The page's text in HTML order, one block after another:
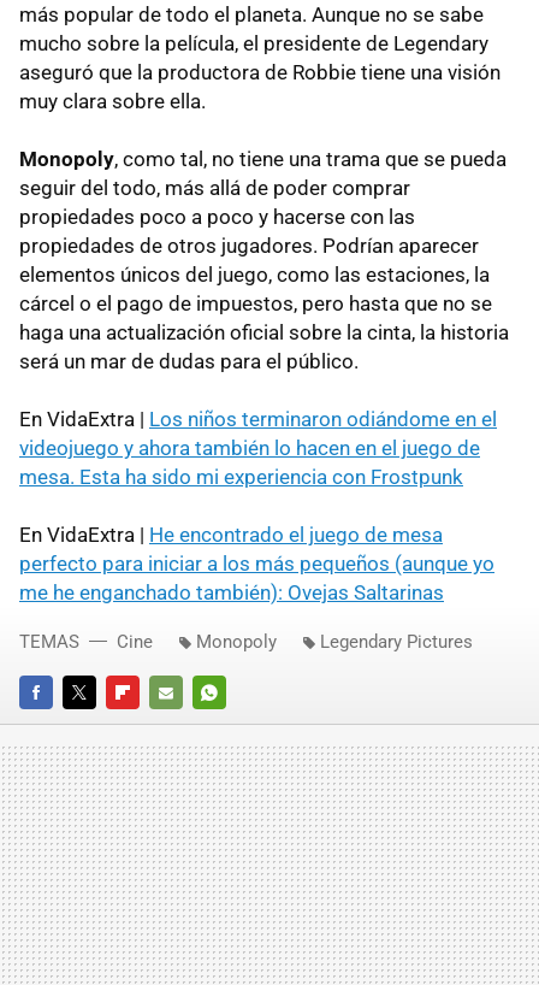
más popular de todo el planeta. Aunque no se sabe
mucho sobre la película, el presidente de Legendary
aseguró que la productora de Robbie tiene una visión
muy clara sobre ella.
Monopoly, como tal, no tiene una trama que se pueda
seguir del todo, más allá de poder comprar
propiedades poco a poco y hacerse con las
propiedades de otros jugadores. Podrían aparecer
elementos únicos del juego, como las estaciones, la
cárcel o el pago de impuestos, pero hasta que no se
haga una actualización oficial sobre la cinta, la historia
será un mar de dudas para el público.
En VidaExtra | Los niños terminaron odiándome en el
videojuego y ahora también lo hacen en el juego de
mesa. Esta ha sido mi experiencia con Frostpunk
En VidaExtra | He encontrado el juego de mesa
perfecto para iniciar a los más pequeños (aunque yo
me he enganchado también): Ovejas Saltarinas
FACEBOOKTWITTERFLIPBOARD
E-
MAIL
WHATSAPP
TEMAS Cine Monopoly Legendary Pictures